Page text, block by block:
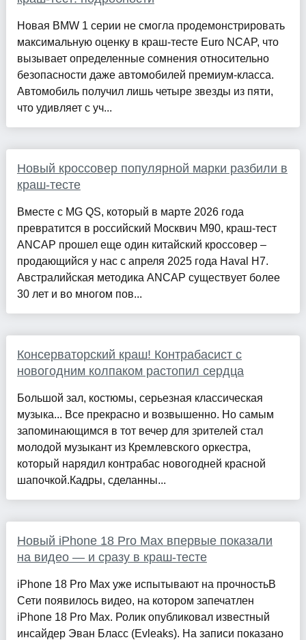
Новая BMW 1 серии не смогла продемонстрировать
максимальную оценку в краш-тесте Euro NCAP, что
вызывает определенные сомнения относительно
безопасности даже автомобилей премиум-класса.
Автомобиль получил лишь четыре звезды из пяти,
что удивляет с уч...
Новый кроссовер популярной марки разбили в
краш-тесте
Вместе с MG QS, который в марте 2026 года
превратится в российский Москвич М90, краш-тест
ANCAP прошел еще один китайский кроссовер –
продающийся у нас с апреля 2025 года Haval H7.
Австралийская методика ANCAP существует более
30 лет и во многом пов...
Консерваторский краш! Контрабасист с
новогодним колпаком растопил сердца
Большой зал, костюмы, серьезная классическая
музыка... Все прекрасно и возвышенно. Но самым
запоминающимся в тот вечер для зрителей стал
молодой музыкант из Кремлевского оркестра,
который нарядил контрабас новогодней красной
шапочкой.Кадры, сделанны...
Новый iPhone 18 Pro Max впервые показали
на видео — и сразу в краш-тесте
iPhone 18 Pro Max уже испытывают на прочностьВ
Сети появилось видео, на котором запечатлен
iPhone 18 Pro Max. Ролик опубликовал известный
инсайдер Эван Бласс (Evleaks). На записи показано